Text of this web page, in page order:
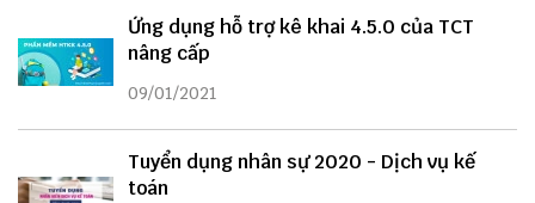
Ứng dụng hỗ trợ kê khai 4.5.0 của TCT
nâng cấp
09/01/2021
Tuyển dụng nhân sự 2020 - Dịch vụ kế
toán